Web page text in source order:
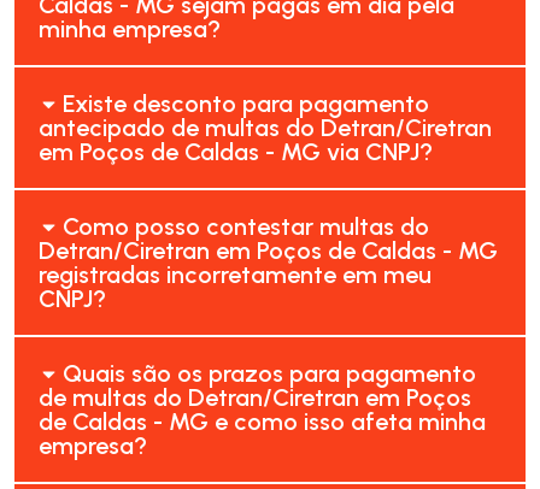
minha empresa?
Existe desconto para pagamento
antecipado de multas do Detran/Ciretran
em Poços de Caldas - MG via CNPJ?
Como posso contestar multas do
Detran/Ciretran em Poços de Caldas - MG
registradas incorretamente em meu
CNPJ?
Quais são os prazos para pagamento
de multas do Detran/Ciretran em Poços
de Caldas - MG e como isso afeta minha
empresa?